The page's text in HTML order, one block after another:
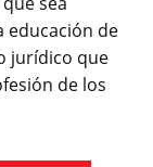
educación de
jurídico que
de los